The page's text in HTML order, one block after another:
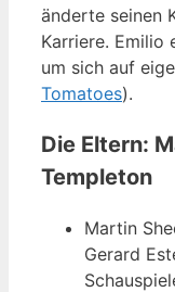
änderte seinen
Karriere. Emilio
um sich auf
Tomatoes).
Die Eltern:
Templeton
Martin
Gerard